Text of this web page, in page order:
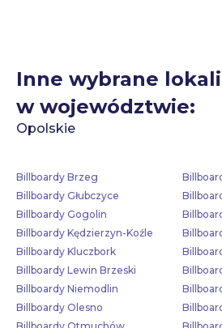
Inne wybrane
w województwie:
Opolskie
Billboardy Brzeg
Billboardy Głubczyce
Billboardy Gogolin
Billboardy Kędzierzyn-Koźle
Billboardy Kluczbork
Billboardy Lewin Brzeski
Billboardy Niemodlin
Billboardy Olesno